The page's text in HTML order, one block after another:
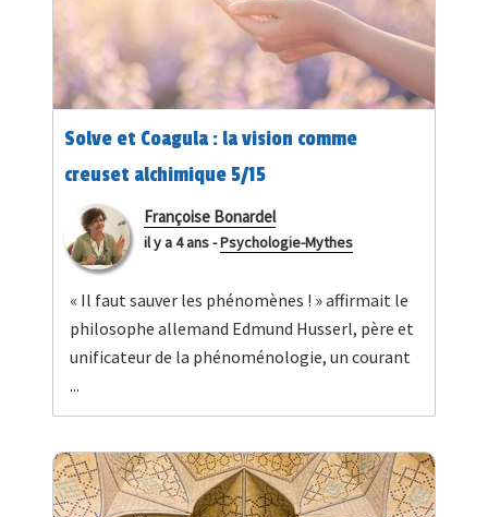
Solve et Coagula : la vision comme
creuset alchimique 5/15
Françoise Bonardel
il y a 4 ans-Psychologie-Mythes
« Il faut sauver les phénomènes ! » affirmait le
philosophe allemand Edmund Husserl, père et
unificateur de la phénoménologie, un courant
...